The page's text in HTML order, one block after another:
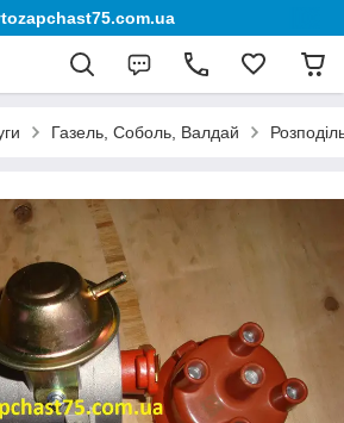
Газель, Соболь, Валдай